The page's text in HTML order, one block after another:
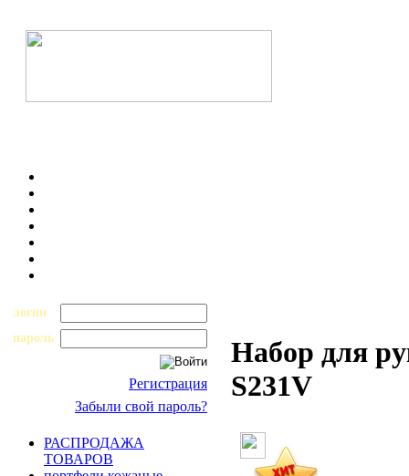
логин
пароль
Регистрация
Забыли свой пароль?
РАСПРОДАЖА
ТОВАРОВ
Набор для
S231V